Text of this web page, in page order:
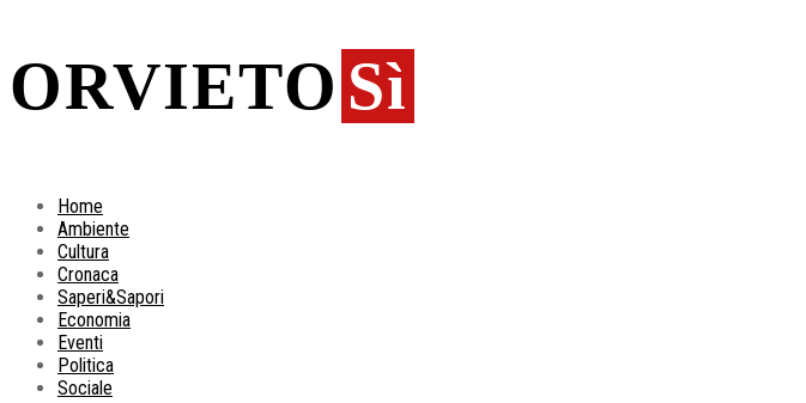
ORVIETO Sì
Home
Ambiente
Cultura
Cronaca
Saperi&Sapori
Economia
Eventi
Politica
Sociale